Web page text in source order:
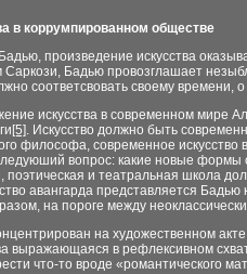
в коррумпированном обществе
произведение искусства
Бадью провозглашает
соответсвовать своему
искусства в современном мире
[5]. Искусство должно быть
философа, современное
вопрос: какие новые формы
поэтическая и театральная школа
авангарда представляется
на пороге между
на художественном
выражающаяся в рефлексивном
что-то вроде «романтического